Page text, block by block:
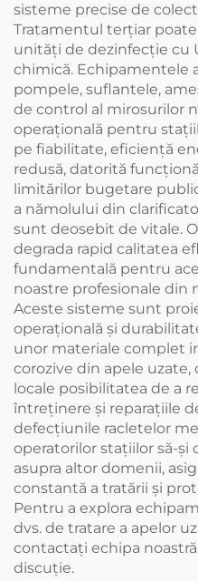
sisteme precise de
Tratamentul terțiar
unități de dezinfecție cu
chimică. Echipamentele
pompele, suflantele,
de control al mirosurilor
operațională pentru
pe fiabilitate, eficiență
redusă, datorită
limitărilor bugetare
a nămolului din
sunt deosebit de vitale.
degrada rapid calitatea
fundamentală pentru
noastre profesionale din
Aceste sisteme sunt
operațională și
unor materiale complet
corozive din apele
locale posibilitatea de a
întreținere și reparațiile
defecțiunile racletelor
operatorilor stațiilor să-și
asupra altor domenii,
constantă a tratării și
Pentru a explora
dvs. de tratare a apelor
contactați echipa
discuție.